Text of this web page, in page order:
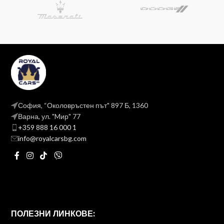
София, “Околовръстен път" 897 Б, 1360
Варна, ул. "Mир" 77
+359 888 16 000 1
info@royalcarsbg.com
ПОЛЕЗНИ ЛИНКОВЕ: